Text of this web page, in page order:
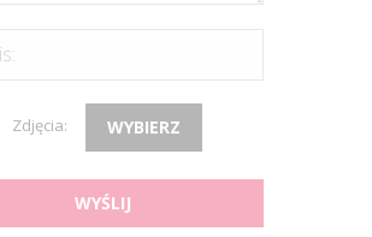
Zdjęcia: WYBIERZ
WYŚLIJ